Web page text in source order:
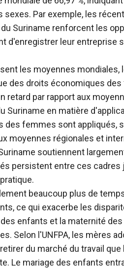
sexes. Par exemple, les
Suriname renforcent les
d'enregistrer leur entreprise
les moyennes mondiales,
des droits économiques
retard par rapport aux
Suriname en matière
femmes sont appliqués,
moyennes régionales et
soutiennent
persistent entre ces cadres
beaucoup plus de
ce qui exacerbe les
enfants et la maternité
Selon l'UNFPA, les mères
du marché du travail
Le mariage des enfants